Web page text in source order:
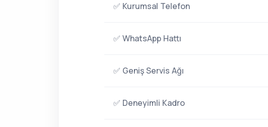
✅ Kurumsal Telefon
✅ WhatsApp Hattı
✅ Geniş Servis Ağı
✅ Deneyimli Kadro